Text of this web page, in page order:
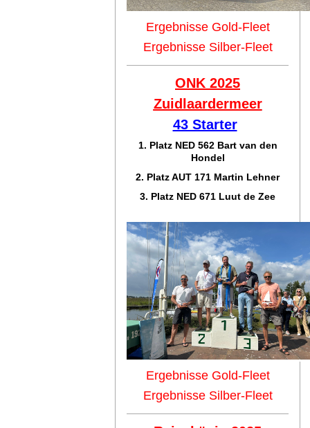
Ergebnisse Gold-Fleet
Ergebnisse Silber-Fleet
ONK 2025
Zuidlaardermeer
43 Starter
1. Platz NED 562 Bart van den
Hondel
2. Platz AUT 171 Martin Lehner
3. Platz NED 671 Luut de Zee
Ergebnisse Gold-Fleet
Ergebnisse Silber-Fleet